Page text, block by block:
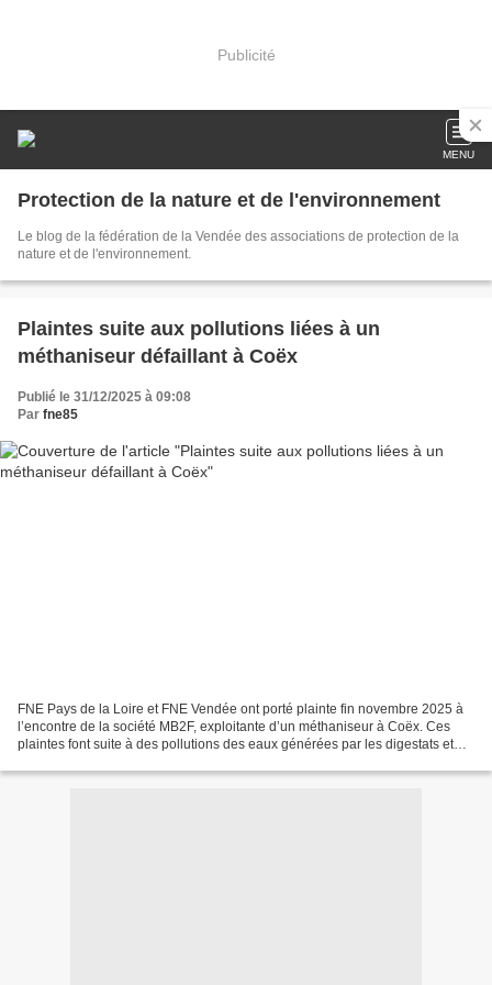
Publicité
MENU
Protection de la nature et de l'environnement
Le blog de la fédération de la Vendée des associations de protection de la
nature et de l'environnement.
Plaintes suite aux pollutions liées à un
méthaniseur défaillant à Coëx
Publié le 31/12/2025 à 09:08
Par fne85
FNE Pays de la Loire et FNE Vendée ont porté plainte fin novembre 2025 à
l’encontre de la société MB2F, exploitante d’un méthaniseur à Coëx. Ces
plaintes font suite à des pollutions des eaux générées par les digestats et